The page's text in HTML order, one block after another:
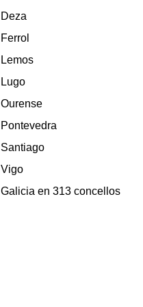
Deza
Ferrol
Lemos
Lugo
Ourense
Pontevedra
Santiago
Vigo
Galicia en 313 concellos